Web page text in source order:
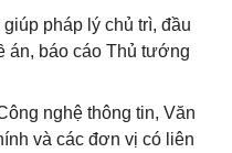
pháp lý chủ trì, đầu
án, báo cáo Thủ tướng
nghệ thông tin, Văn
và các đơn vị có liên